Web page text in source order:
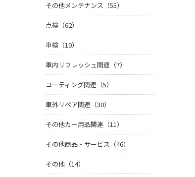
その他メンテナンス（55）
点検（62）
車検（10）
車内リフレッシュ関連（7）
コーティング関連（5）
車外リペア関連（30）
その他カー用品関連（11）
その他商品・サービス（46）
その他（14）